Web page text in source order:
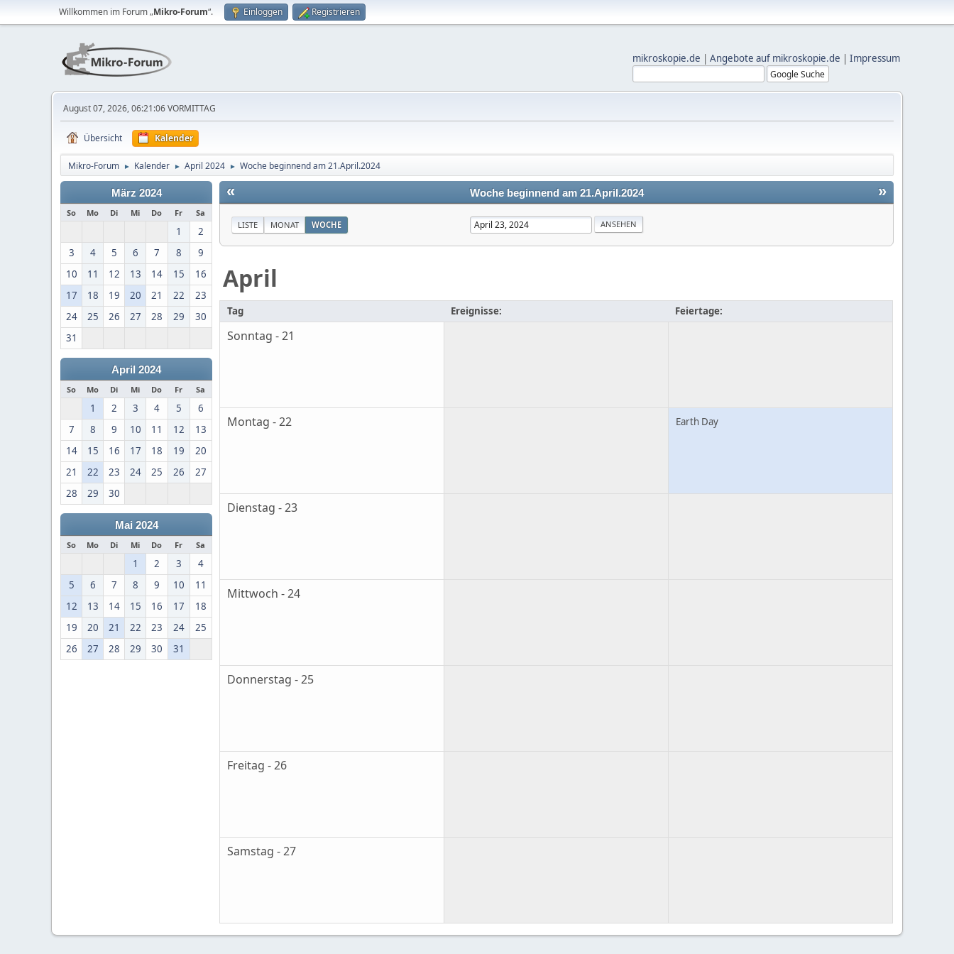
Willkommen im Forum „Mikro-Forum“. Einloggen Registrieren
mikroskopie.de | Angebote auf mikroskopie.de | Impressum
August 07, 2026, 06:21:06 VORMITTAG
Übersicht Kalender
Mikro-Forum ► Kalender ► April 2024 ► Woche beginnend am 21.April.2024
März 2024
So Mo Di Mi Do Fr Sa
1
2
3
4 5 6 7 8
9
10
11 12 13 14 15
16
17
18 19 20 21 22
23
24
25 26 27 28 29
30
31
April 2024
So Mo Di Mi Do Fr Sa
1 2 3 4 5
6
7
8 9 10 11 12
13
14
15 16 17 18 19
20
21
22 23 24 25 26
27
28
29 30
Mai 2024
So Mo Di Mi Do Fr Sa
1 2 3
4
5
6 7 8 9 10
11
12
13 14 15 16 17
18
19
20 21 22 23 24
25
26
27 28 29 30 31
« »
Woche beginnend am 21.April.2024
LISTE MONAT WOCHE
April
Tag Ereignisse: Feiertage:
Sonntag - 21
Montag - 22 Earth Day
Dienstag - 23
Mittwoch - 24
Donnerstag - 25
Freitag - 26
Samstag - 27